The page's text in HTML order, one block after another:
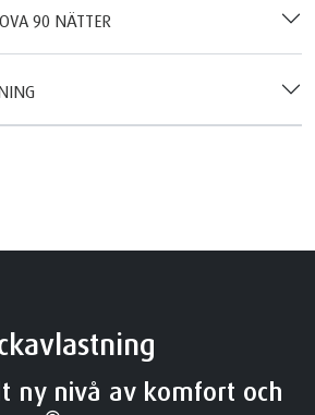
90 NÄTTER
ny nivå av komfort och